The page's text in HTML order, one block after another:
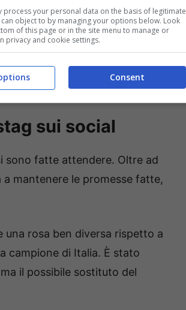
e molto probabilmente
d’Italia avranno individuato il
sui social
sono fatte attendere. Oltre ad
mantenere le promesse fatte,
rosa ben diversa rispetto a
campione di Italia. È stato
il possibile sostituto del
process your personal data on the basis of legitimate
object to by managing your options below. Look
of this page or in the site menu to manage or
privacy and cookie settings.
Consent